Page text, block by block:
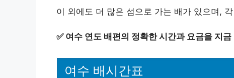
이 외에도 더 많은 섬으로 가는 배가 있으며,
✅ 여수 연도 배편의 정확한 시간과 요금을 지
여수 배시간표